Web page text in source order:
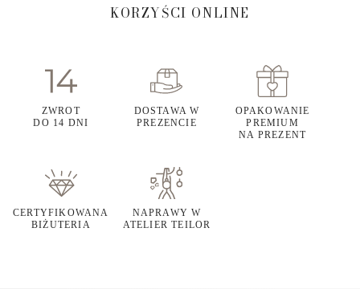
KORZYŚCI ONLINE
ZWROT
DO 14 DNI
DOSTAWA W
PREZENCIE
OPAKOWANIE
PREMIUM
NA PREZENT
CERTYFIKOWANA
BIŻUTERIA
NAPRAWY W
ATELIER TEILOR